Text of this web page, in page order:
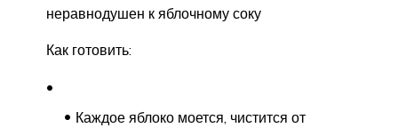
неравнодушен к яблочному соку
Как готовить:
Каждое яблоко моется, чистится от